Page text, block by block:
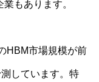
もあります。
HBM市場規模が前
しています。特